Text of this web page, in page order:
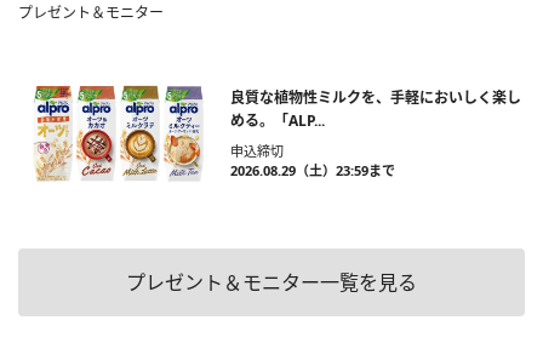
プレゼント＆モニター
良質な植物性ミルクを、手軽においしく楽し
める。「ALP...
申込締切
2026.08.29（土）23:59まで
プレゼント＆モニター一覧を見る